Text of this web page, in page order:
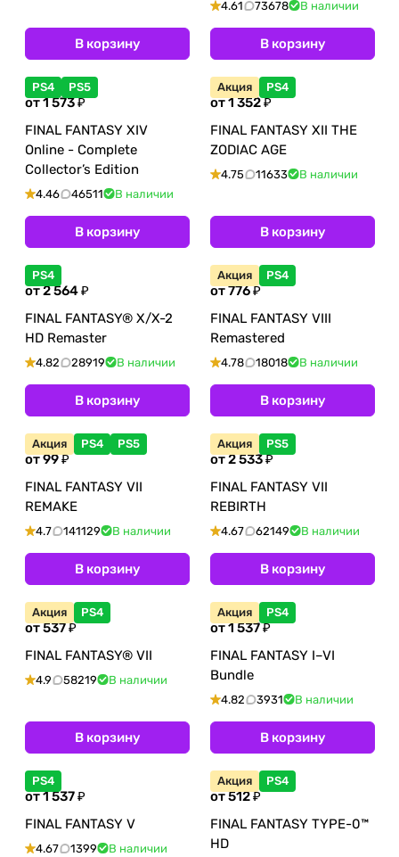
В корзину
4.61 73678 В наличии
В корзину
PS4 PS5
от 1 573 ₽
FINAL FANTASY XIV
Online - Complete
Collector’s Edition
4.46 46511 В наличии
В корзину
Акция PS4
от 1 352 ₽
FINAL FANTASY XII THE
ZODIAC AGE
4.75 11633 В наличии
В корзину
PS4
от 2 564 ₽
FINAL FANTASY® X/X-2
HD Remaster
4.82 28919 В наличии
В корзину
Акция PS4
от 776 ₽
FINAL FANTASY VIII
Remastered
4.78 18018 В наличии
В корзину
Акция PS4 PS5
от 99 ₽
FINAL FANTASY VII
REMAKE
4.7 141129 В наличии
В корзину
Акция PS5
от 2 533 ₽
FINAL FANTASY VII
REBIRTH
4.67 62149 В наличии
В корзину
Акция PS4
от 537 ₽
FINAL FANTASY® VII
4.9 58219 В наличии
В корзину
Акция PS4
от 1 537 ₽
FINAL FANTASY I–VI
Bundle
4.82 3931 В наличии
В корзину
PS4
от 1 537 ₽
FINAL FANTASY V
4.67 1399 В наличии
Акция PS4
от 512 ₽
FINAL FANTASY TYPE-0™
HD